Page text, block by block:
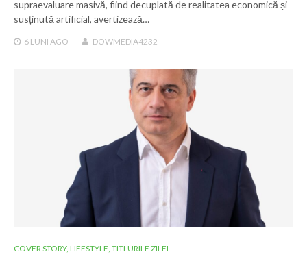
supraevaluare masivă, fiind decuplată de realitatea economică și
susținută artificial, avertizează…
6 LUNI AGO DOWMEDIA4232
COVER STORY, LIFESTYLE, TITLURILE ZILEI